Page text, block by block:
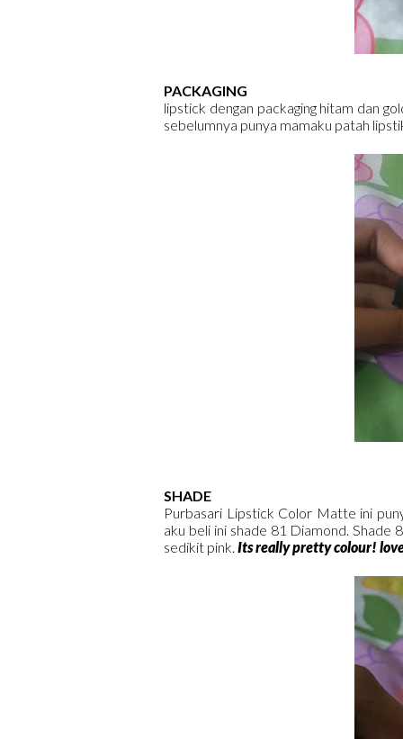
PACKAGING
lipstick dengan packaging hitam dan
sebelumnya punya mamaku patah
SHADE
Purbasari Lipstick Color Matte ini
aku beli ini shade 81 Diamond. Shade
sedikit pink. Its really pretty colour!